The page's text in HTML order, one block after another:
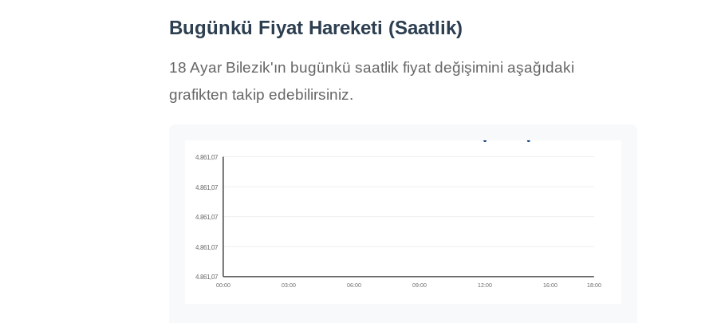
Bugünkü Fiyat Hareketi (Saatlik)
18 Ayar Bilezik'ın bugünkü saatlik fiyat değişimini aşağıdaki
grafikten takip edebilirsiniz.
4.861,07
4.861,07
4.861,07
4.861,07
4.861,07
00:00 03:00 06:00 09:00 12:00 16:00 18:00